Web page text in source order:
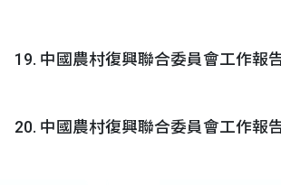
中國農村復興聯合委員會工作報
中國農村復興聯合委員會工作報